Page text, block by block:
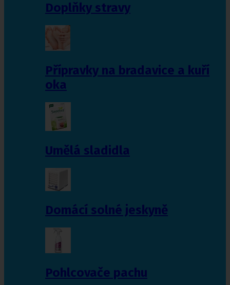
Doplňky stravy
Přípravky na bradavice a kuří
oka
Umělá sladidla
Domácí solné jeskyně
Pohlcovače pachu